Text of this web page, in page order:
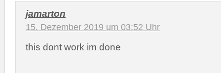
jamarton
15. Dezember 2019 um 03:52 Uhr
this dont work im done